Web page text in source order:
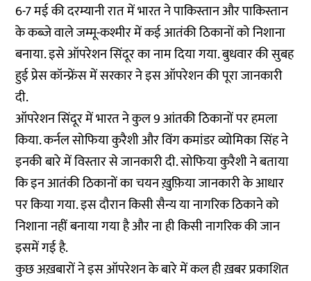
6-7 मई की दरम्यानी रात में भारत ने पाकिस्तान और पाकिस्तान
के कब्जे वाले जम्मू-कश्मीर में कई आतंकी ठिकानों को निशाना
बनाया. इसे ऑपरेशन सिंदूर का नाम दिया गया. बुधवार की सुबह
हुई प्रेस कॉन्फ्रेंस में सरकार ने इस ऑपरेशन की पूरा जानकारी
दी.
ऑपरेशन सिंदूर में भारत ने कुल 9 आंतकी ठिकानों पर हमला
किया. कर्नल सोफिया कुरैशी और विंग कमांडर व्योमिका सिंह ने
इनकी बारे में विस्तार से जानकारी दी. सोफिया कुरैशी ने बताया
कि इन आतंकी ठिकानों का चयन ख़ुफ़िया जानकारी के आधार
पर किया गया. इस दौरान किसी सैन्य या नागरिक ठिकाने को
निशाना नहीं बनाया गया है और ना ही किसी नागरिक की जान
इसमें गई है.
कुछ अख़बारों ने इस ऑपरेशन के बारे में कल ही ख़बर प्रकाशित